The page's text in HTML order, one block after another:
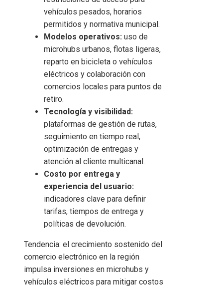
vehículos pesados, horarios
permitidos y normativa municipal.
Modelos operativos: uso de
microhubs urbanos, flotas ligeras,
reparto en bicicleta o vehículos
eléctricos y colaboración con
comercios locales para puntos de
retiro.
Tecnología y visibilidad:
plataformas de gestión de rutas,
seguimiento en tiempo real,
optimización de entregas y
atención al cliente multicanal.
Costo por entrega y
experiencia del usuario:
indicadores clave para definir
tarifas, tiempos de entrega y
políticas de devolución.
Tendencia: el crecimiento sostenido del
comercio electrónico en la región
impulsa inversiones en microhubs y
vehículos eléctricos para mitigar costos